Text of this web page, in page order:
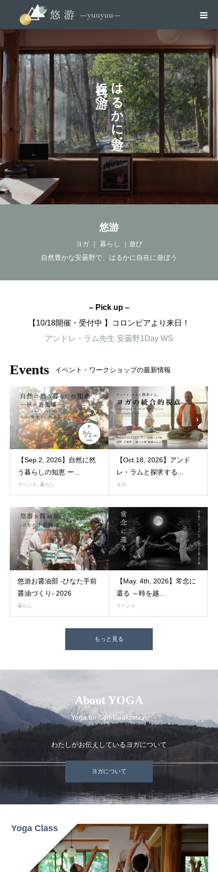
は
る
か
に
べ
、
に
べ
悠游
ヨガ ｜ 暮らし ｜遊び
自然豊かな安曇野で、はるかに自在に遊ぼう
– Pick up –
【10/18開催・受付中 】コロンビアより来日！
アンドレ・ラム先生 安曇野1Day WS
Events イベント・ワークショップの最新情報
【Sep.2, 2026】自然に然
う暮らしの知恵 ー...
イベント , 暮らし
【Oct.18, 2026】アンド
レ・ラムと探求する...
ヨガ
悠游お醤油部 -ひなた手前
醤油づくり- 2026
暮らし
【May. 4th, 2026】常念に
還る ～時を越...
イベント
もっと見る
About YOGA
Yoga for Self-Realization
わたしがお伝えしているヨガについて
ヨガについて
Yoga Class